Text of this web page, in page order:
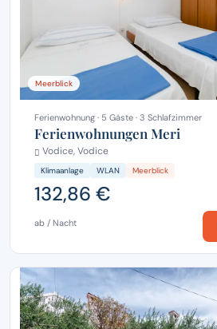
Meerblick
Ferienwohnung · 5 Gäste · 3 Schlafzimmer
Ferienwohnungen Meri
Vodice, Vodice
Klimaanlage WLAN Meerblick
132,86 €
ab / Nacht